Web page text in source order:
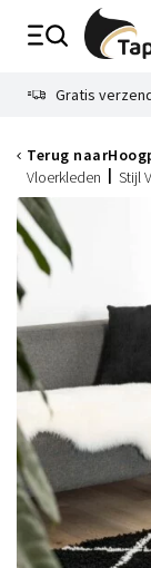
Gratis
Terug naar
Vloerkleden
Stijl